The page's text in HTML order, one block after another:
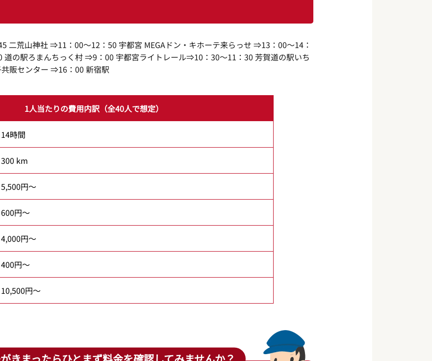
二荒山神社 ⇒11：00〜12：50 宇都宮 MEGAドン・キホーテ来らっせ ⇒13：00〜14：
の駅ろまんちっく村 ⇒9：00 宇都宮ライトレール⇒10：30〜11：30 芳賀道の駅いち
販センター ⇒16：00 新宿駅
1人当たりの費用内訳（全40人で想定）
14時間
300 km
5,500円～
600円～
4,000円～
400円～
10,500円～